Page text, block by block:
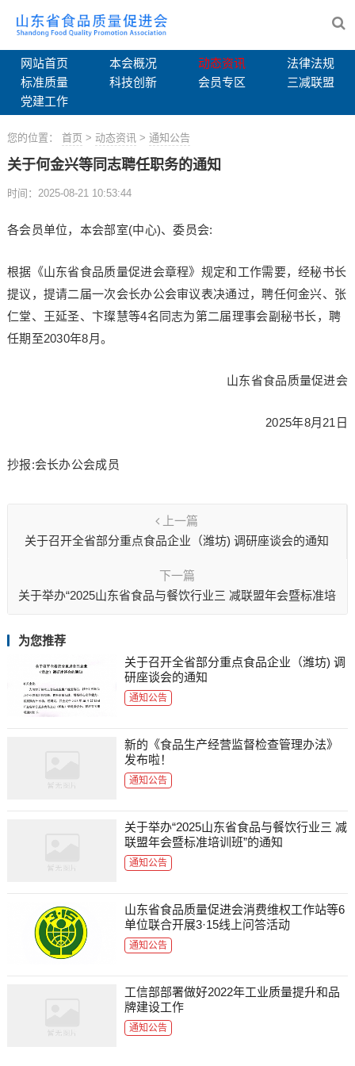
网站首页 本会概况 动态资讯
法律法规
标准质量
科技创新 会员专区
三减联盟
党建工作
您的位置： 首页 > 动态资讯 > 通知公告
关于何金兴等同志聘任职务的通知
时间：2025-08-21 10:53:44
各会员单位，本会部室(中心)、委员会:
根据《山东省食品质量促进会章程》规定和工作需要，经秘书长
提议，提请二届一次会长办公会审议表决通过，聘任何金兴、张
仁堂、王延圣、卞璨慧等4名同志为第二届理事会副秘书长，聘
任期至2030年8月。
山东省食品质量促进会
2025年8月21日
抄报:会长办公会成员
上一篇
关于召开全省部分重点食品企业（潍坊) 调研座谈会的通知
下一篇
关于举办“2025山东省食品与餐饮行业三 减联盟年会暨标准培
为您推荐
关于召开全省部分重点食品企业（潍坊) 调
研座谈会的通知
通知公告
新的《食品生产经营监督检查管理办法》
发布啦！
通知公告
关于举办“2025山东省食品与餐饮行业三 减
联盟年会暨标准培训班”的通知
通知公告
山东省食品质量促进会消费维权工作站等6
单位联合开展3·15线上问答活动
通知公告
工信部部署做好2022年工业质量提升和品
牌建设工作
通知公告